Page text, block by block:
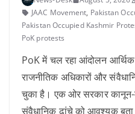
JAAC Movement, Pakistan
Pakistan Occupied Kashmir
PoK protests
PoK में चल रहा आंदोलन आर्थिक
राजनीतिक अधिकारों और
चुका है। एक ओर सरकार कानून-
संवैधानिक ढांचे को आवश्यक बता